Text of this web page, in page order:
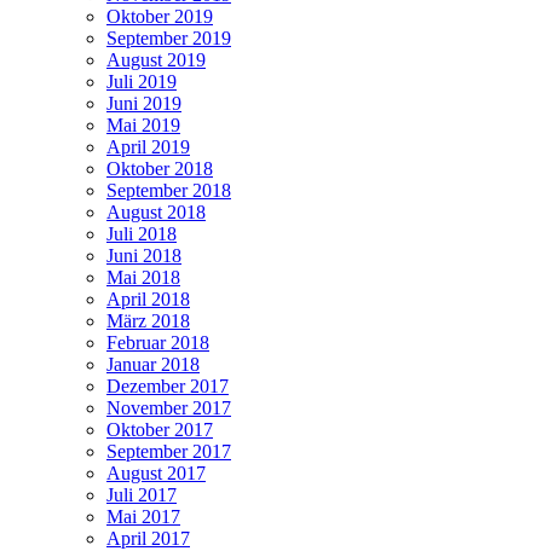
Oktober 2019
September 2019
August 2019
Juli 2019
Juni 2019
Mai 2019
April 2019
Oktober 2018
September 2018
August 2018
Juli 2018
Juni 2018
Mai 2018
April 2018
März 2018
Februar 2018
Januar 2018
Dezember 2017
November 2017
Oktober 2017
September 2017
August 2017
Juli 2017
Mai 2017
April 2017